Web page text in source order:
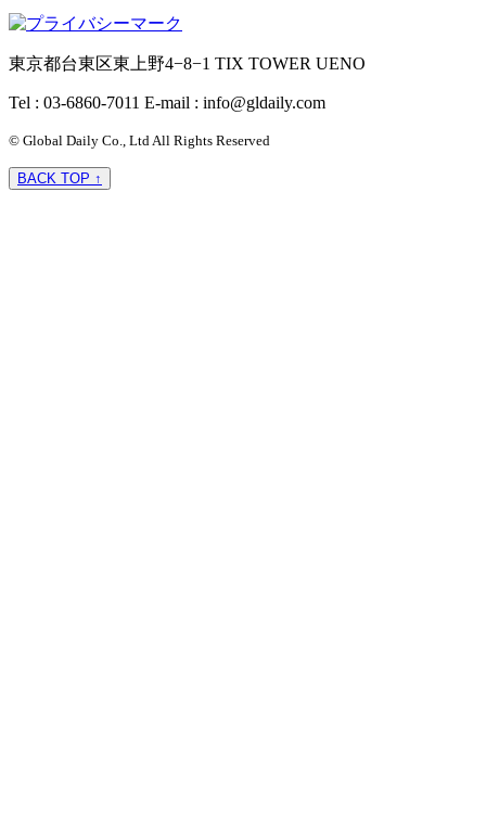
東京都台東区東上野4−8−1 TIX TOWER UENO
Tel : 03-6860-7011 E-mail : info@gldaily.com
© Global Daily Co., Ltd All Rights Reserved
BACK TOP ↑